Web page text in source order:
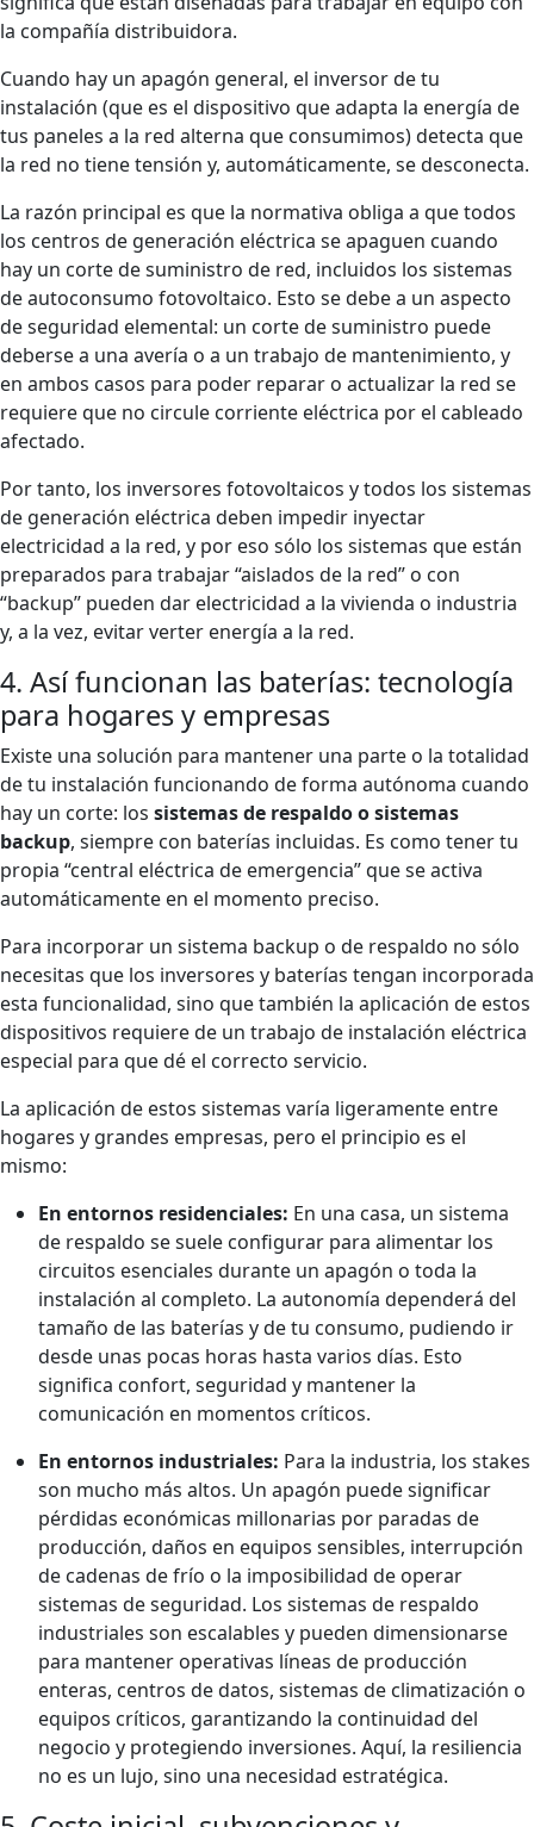
la compañía distribuidora.
Cuando hay un apagón general, el inversor de tu
instalación (que es el dispositivo que adapta la energía de
tus paneles a la red alterna que consumimos) detecta que
la red no tiene tensión y, automáticamente, se desconecta.
La razón principal es que la normativa obliga a que todos
los centros de generación eléctrica se apaguen cuando
hay un corte de suministro de red, incluidos los sistemas
de autoconsumo fotovoltaico. Esto se debe a un aspecto
de seguridad elemental: un corte de suministro puede
deberse a una avería o a un trabajo de mantenimiento, y
en ambos casos para poder reparar o actualizar la red se
requiere que no circule corriente eléctrica por el cableado
afectado.
Por tanto, los inversores fotovoltaicos y todos los sistemas
de generación eléctrica deben impedir inyectar
electricidad a la red, y por eso sólo los sistemas que están
preparados para trabajar “aislados de la red” o con
“backup” pueden dar electricidad a la vivienda o industria
y, a la vez, evitar verter energía a la red.
4. Así funcionan las baterías: tecnología
para hogares y empresas
Existe una solución para mantener una parte o la totalidad
de tu instalación funcionando de forma autónoma cuando
hay un corte: los sistemas de respaldo o sistemas
backup, siempre con baterías incluidas. Es como tener tu
propia “central eléctrica de emergencia” que se activa
automáticamente en el momento preciso.
Para incorporar un sistema backup o de respaldo no sólo
necesitas que los inversores y baterías tengan incorporada
esta funcionalidad, sino que también la aplicación de estos
dispositivos requiere de un trabajo de instalación eléctrica
especial para que dé el correcto servicio.
La aplicación de estos sistemas varía ligeramente entre
hogares y grandes empresas, pero el principio es el
mismo:
En entornos residenciales: En una casa, un sistema
de respaldo se suele configurar para alimentar los
circuitos esenciales durante un apagón o toda la
instalación al completo. La autonomía dependerá del
tamaño de las baterías y de tu consumo, pudiendo ir
desde unas pocas horas hasta varios días. Esto
significa confort, seguridad y mantener la
comunicación en momentos críticos.
En entornos industriales: Para la industria, los stakes
son mucho más altos. Un apagón puede significar
pérdidas económicas millonarias por paradas de
producción, daños en equipos sensibles, interrupción
de cadenas de frío o la imposibilidad de operar
sistemas de seguridad. Los sistemas de respaldo
industriales son escalables y pueden dimensionarse
para mantener operativas líneas de producción
enteras, centros de datos, sistemas de climatización o
equipos críticos, garantizando la continuidad del
negocio y protegiendo inversiones. Aquí, la resiliencia
no es un lujo, sino una necesidad estratégica.